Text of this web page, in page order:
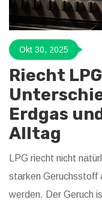
Okt 30, 2025
Riecht
Erdgas
Alltag
LPG riecht nicht
starken Geruchsstoff
werden. Der Geruch